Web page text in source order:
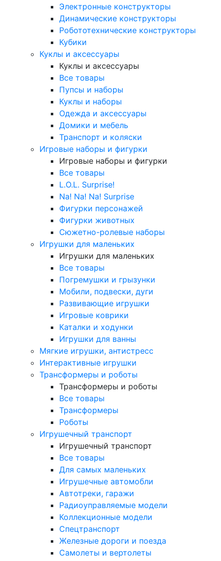
Электронные конструкторы
Динамические конструкторы
Робототехнические конструкторы
Кубики
Куклы и аксессуары
Куклы и аксессуары
Все товары
Пупсы и наборы
Куклы и наборы
Одежда и аксессуары
Домики и мебель
Транспорт и коляски
Игровые наборы и фигурки
Игровые наборы и фигурки
Все товары
L.O.L. Surprise!
Na! Na! Na! Surprise
Фигурки персонажей
Фигурки животных
Сюжетно-ролевые наборы
Игрушки для маленьких
Игрушки для маленьких
Все товары
Погремушки и грызунки
Мобили, подвески, дуги
Развивающие игрушки
Игровые коврики
Каталки и ходунки
Игрушки для ванны
Мягкие игрушки, антистресс
Интерактивные игрушки
Трансформеры и роботы
Трансформеры и роботы
Все товары
Трансформеры
Роботы
Игрушечный транспорт
Игрушечный транспорт
Все товары
Для самых маленьких
Игрушечные автомобли
Автотреки, гаражи
Радиоуправляемые модели
Коллекционные модели
Спецтранспорт
Железные дороги и поезда
Самолеты и вертолеты